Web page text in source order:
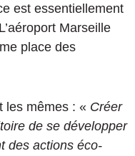
est essentiellement
Marseille
place des
les mêmes : « Créer
de se développer
des actions éco-